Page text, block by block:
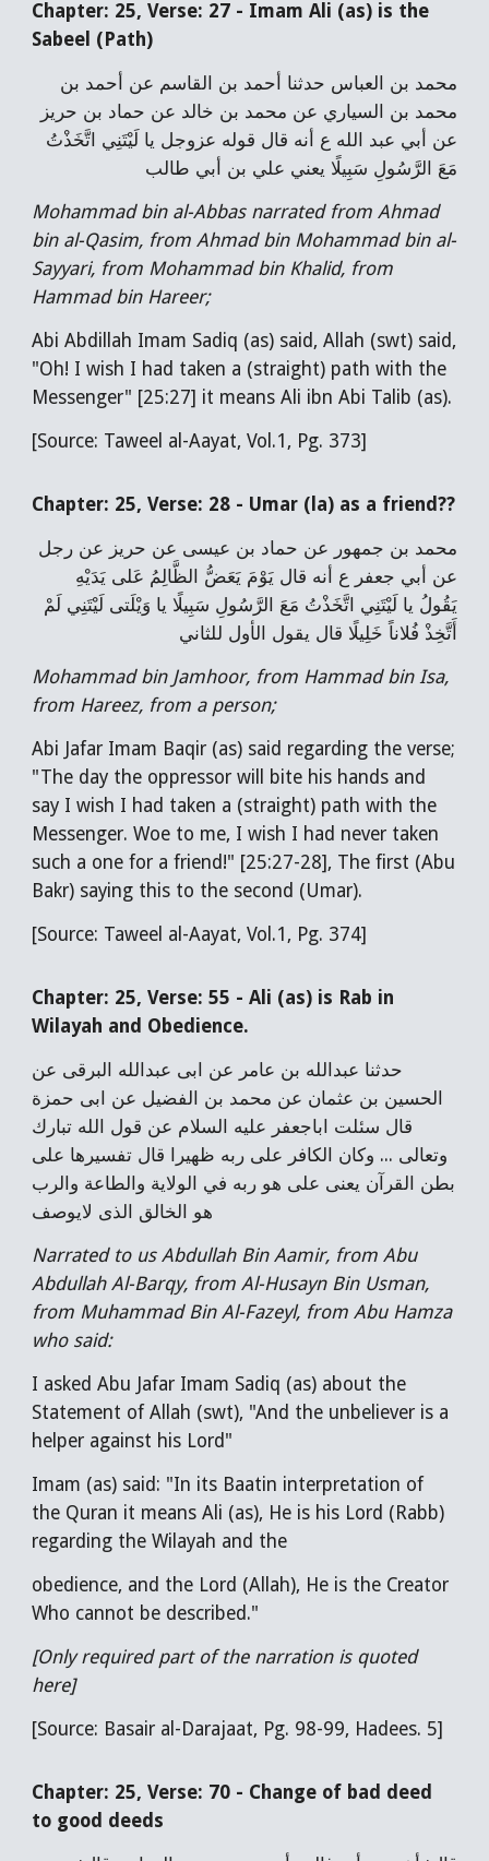
Chapter: 25, Verse: 27 - Imam Ali (as) is the
Sabeel (Path)
محمد بن العباس حدثنا أحمد بن القاسم عن أحمد بن
محمد بن السياري عن محمد بن خالد عن حماد بن حريز
عن أبي عبد الله ع أنه قال قوله عزوجل يا لَيْتَنِي اتَّخَذْتُ
مَعَ الرَّسُولِ سَبِيلًا يعني علي بن أبي طالب
Mohammad bin al-Abbas narrated from Ahmad
bin al-Qasim, from Ahmad bin Mohammad bin al-
Sayyari, from Mohammad bin Khalid, from
Hammad bin Hareer;
Abi Abdillah Imam Sadiq (as) said, Allah (swt) said,
"Oh! I wish I had taken a (straight) path with the
Messenger" [25:27] it means Ali ibn Abi Talib (as).
[Source: Taweel al-Aayat, Vol.1, Pg. 373]
Chapter: 25, Verse: 28 - Umar (la) as a friend??
محمد بن جمهور عن حماد بن عيسى عن حريز عن رجل
عن أبي جعفر ع أنه قال يَوْمَ يَعَضُّ الظَّالِمُ عَلى يَدَيْهِ
يَقُولُ يا لَيْتَنِي اتَّخَذْتُ مَعَ الرَّسُولِ سَبِيلًا يا وَيْلَتى لَيْتَنِي لَمْ
أَتَّخِذْ فُلاناً خَلِيلًا قال يقول الأول للثاني
Mohammad bin Jamhoor, from Hammad bin Isa,
from Hareez, from a person;
Abi Jafar Imam Baqir (as) said regarding the verse;
"The day the oppressor will bite his hands and
say I wish I had taken a (straight) path with the
Messenger. Woe to me, I wish I had never taken
such a one for a friend!" [25:27-28], The first (Abu
Bakr) saying this to the second (Umar).
[Source: Taweel al-Aayat, Vol.1, Pg. 374]
Chapter: 25, Verse: 55 - Ali (as) is Rab in
Wilayah and Obedience.
حدثنا عبدالله بن عامر عن ابى عبدالله البرقى عن
الحسين بن عثمان عن محمد بن الفضيل عن ابى حمزة
قال سئلت اباجعفر عليه السلام عن قول الله تبارك
وتعالى ... وكان الكافر على ربه ظهيرا قال تفسيرها على
بطن القرآن يعنى على هو ربه في الولاية والطاعة والرب
هو الخالق الذى لايوصف
Narrated to us Abdullah Bin Aamir, from Abu
Abdullah Al-Barqy, from Al-Husayn Bin Usman,
from Muhammad Bin Al-Fazeyl, from Abu Hamza
who said:
I asked Abu Jafar Imam Sadiq (as) about the
Statement of Allah (swt), "And the unbeliever is a
helper against his Lord"
Imam (as) said: "In its Baatin interpretation of
the Quran it means Ali (as), He is his Lord (Rabb)
regarding the Wilayah and the
obedience, and the Lord (Allah), He is the Creator
Who cannot be described."
[Only required part of the narration is quoted
here]
[Source: Basair al-Darajaat, Pg. 98-99, Hadees. 5]
Chapter: 25, Verse: 70 - Change of bad deed
to good deeds